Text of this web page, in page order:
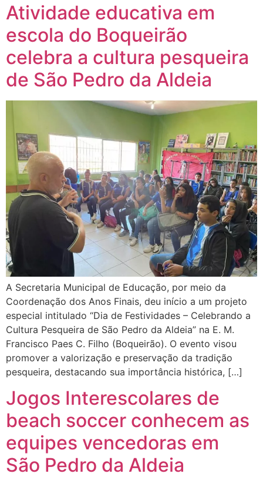
Atividade educativa em
escola do Boqueirão
celebra a cultura pesqueira
de São Pedro da Aldeia
A Secretaria Municipal de Educação, por meio da
Coordenação dos Anos Finais, deu início a um projeto
especial intitulado “Dia de Festividades – Celebrando a
Cultura Pesqueira de São Pedro da Aldeia” na E. M.
Francisco Paes C. Filho (Boqueirão). O evento visou
promover a valorização e preservação da tradição
pesqueira, destacando sua importância histórica, […]
Jogos Interescolares de
beach soccer conhecem as
equipes vencedoras em
São Pedro da Aldeia